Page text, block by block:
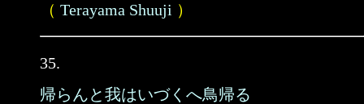
（ Terayama Shuuji ）
35.
帰らんと我はいづくへ鳥帰る